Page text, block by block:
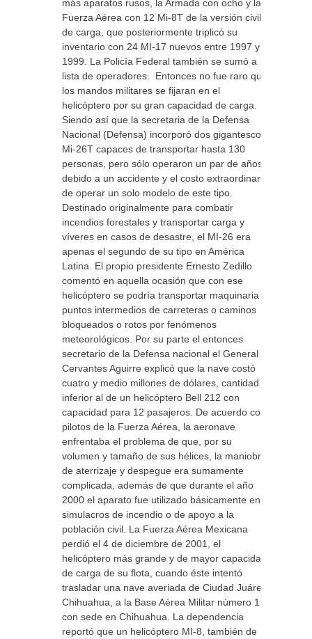
más aparatos rusos, la Armada con ocho y la
Fuerza Aérea con 12 Mi-8T de la versión civil
de carga, que posteriormente triplicó su
inventario con 24 MI-17 nuevos entre 1997 y
1999. La Policía Federal también se sumó a la
lista de operadores. Entonces no fue raro que
los mandos militares se fijaran en el
helicóptero por su gran capacidad de carga.
Siendo así que la secretaria de la Defensa
Nacional (Defensa) incorporó dos gigantescos
Mi-26T capaces de transportar hasta 130
personas, pero sólo operaron un par de años
debido a un accidente y el costo extraordinario
de operar un solo modelo de este tipo.
Destinado originalmente para combatir
incendios forestales y transportar carga y
víveres en casos de desastre, el MI-26 era
apenas el segundo de su tipo en América
Latina. El propio presidente Ernesto Zedillo
comentó en aquella ocasión que con ese
helicóptero se podría transportar maquinaria a
puntos intermedios de carreteras o caminos
bloqueados o rotos por fenómenos
meteorológicos. Por su parte el entonces
secretario de la Defensa nacional el General
Cervantes Aguirre explicó que la nave costó
cuatro y medio millones de dólares, cantidad
inferior al de un helicóptero Bell 212 con
capacidad para 12 pasajeros. De acuerdo con
pilotos de la Fuerza Aérea, la aeronave
enfrentaba el problema de que, por su
volumen y tamaño de sus hélices, la maniobra
de aterrizaje y despegue era sumamente
complicada, además de que durante el año
2000 el aparato fue utilizado básicamente en
simulacros de incendio o de apoyo a la
población civil. La Fuerza Aérea Mexicana
perdió el 4 de diciembre de 2001, el
helicóptero más grande y de mayor capacidad
de carga de su flota, cuando éste intentó
trasladar una nave averiada de Ciudad Juárez,
Chihuahua, a la Base Aérea Militar número 13
con sede en Chihuahua. La dependencia
reportó que un helicóptero MI-8, también de